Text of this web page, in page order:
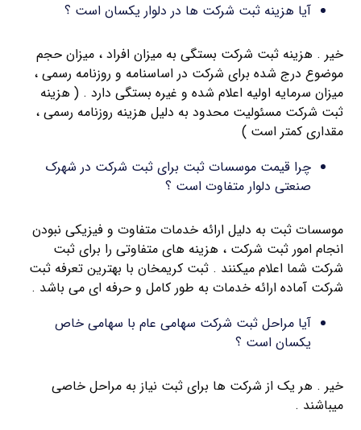
آیا هزینه ثبت شرکت ها در دلوار یکسان است ؟
خیر . هزینه ثبت شرکت بستگی به میزان افراد ، میزان حجم
موضوع درج شده برای شرکت در اساسنامه و روزنامه رسمی ،
میزان سرمایه اولیه اعلام شده و غیره بستگی دارد . ( هزینه
ثبت شرکت مسئولیت محدود به دلیل هزینه روزنامه رسمی ،
مقداری کمتر است )
چرا قیمت موسسات ثبت برای ثبت شرکت در شهرک
صنعتی دلوار متفاوت است ؟
موسسات ثبت به دلیل ارائه خدمات متفاوت و فیزیکی نبودن
انجام امور ثبت شرکت ، هزینه های متفاوتی را برای ثبت
شرکت شما اعلام میکنند . ثبت کریمخان با بهترین تعرفه ثبت
شرکت آماده ارائه خدمات به طور کامل و حرفه ای می باشد .
آیا مراحل ثبت شرکت سهامی عام با سهامی خاص
یکسان است ؟
خیر . هر یک از شرکت ها برای ثبت نیاز به مراحل خاصی
میباشند .